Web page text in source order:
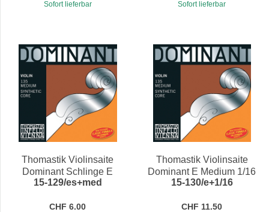
Sofort lieferbar Sofort lieferbar
Thomastik Violinsaite
Dominant Schlinge E
Medium 4/4
15-129/es+med
CHF 6.00
Thomastik Violinsaite
Dominant E Medium 1/16
15-130/e+1/16
CHF 11.50